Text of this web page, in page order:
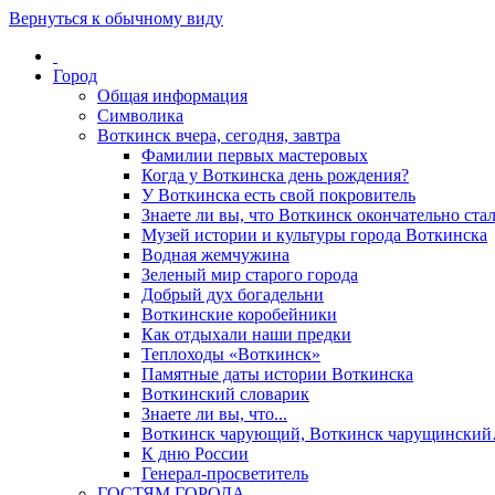
Вернуться к обычному виду
Город
Общая информация
Символика
Воткинск вчера, сегодня, завтра
Фамилии первых мастеровых
Когда у Воткинска день рождения?
У Воткинска есть свой покровитель
Знаете ли вы, что Воткинск окончательно
Музей истории и культуры города Воткинска
Водная жемчужина
Зеленый мир старого города
Добрый дух богадельни
Воткинские коробейники
Как отдыхали наши предки
Теплоходы «Воткинск»
Памятные даты истории Воткинска
Воткинский словарик
Знаете ли вы, что...
Воткинск чарующий, Воткинск
К дню России
Генерал-просветитель